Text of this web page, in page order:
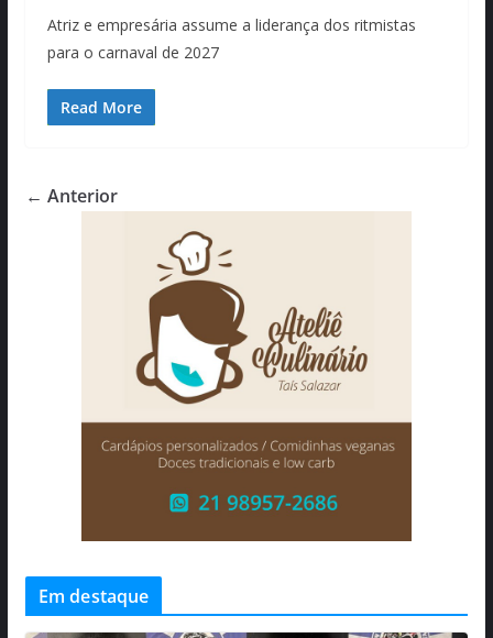
Atriz e empresária assume a liderança dos ritmistas
para o carnaval de 2027
Read More
← Anterior
Em destaque